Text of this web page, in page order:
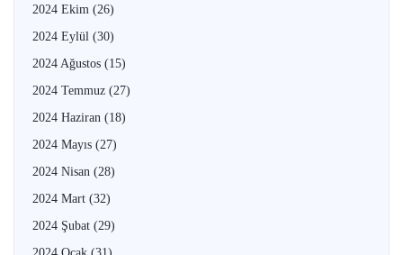
2024 Ekim (26)
2024 Eylül (30)
2024 Ağustos (15)
2024 Temmuz (27)
2024 Haziran (18)
2024 Mayıs (27)
2024 Nisan (28)
2024 Mart (32)
2024 Şubat (29)